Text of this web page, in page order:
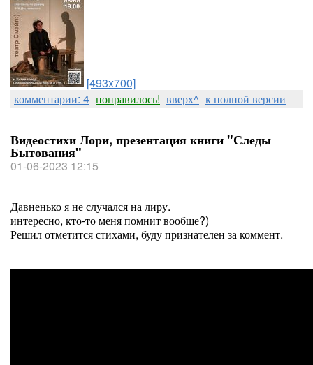
[493x700]
комментарии: 4 понравилось! вверх^ к полной версии
Видеостихи Лори, презентация книги "Следы
Бытования"
01-06-2023 12:15
Давненько я не случался на лиру.
интересно, кто-то меня помнит вообще?)
Решил отметится стихами, буду признателен за коммент.